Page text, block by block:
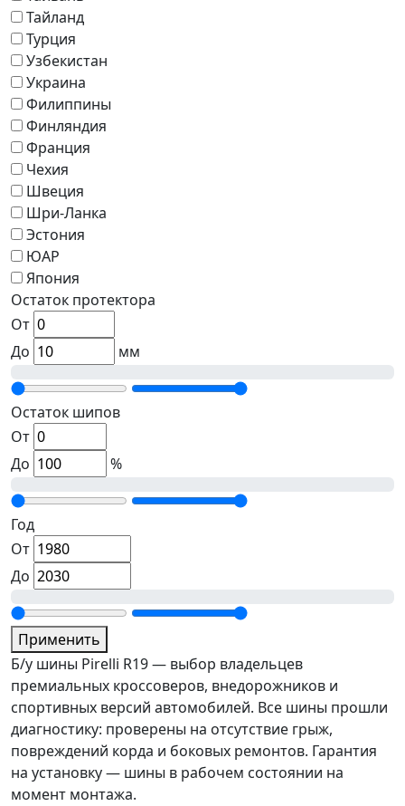
Тайланд
Турция
Узбекистан
Украина
Филиппины
Финляндия
Франция
Чехия
Швеция
Шри-Ланка
Эстония
ЮАР
Япония
Остаток протектора
От
До
мм
Остаток шипов
От
До
%
Год
От
До
Применить
Б/у шины Pirelli R19 — выбор владельцев
премиальных кроссоверов, внедорожников и
спортивных версий автомобилей. Все шины прошли
диагностику: проверены на отсутствие грыж,
повреждений корда и боковых ремонтов. Гарантия
на установку — шины в рабочем состоянии на
момент монтажа.